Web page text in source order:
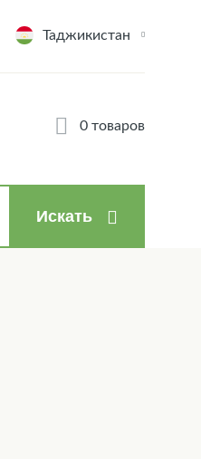
Таджикистан
0 товаров
Искать